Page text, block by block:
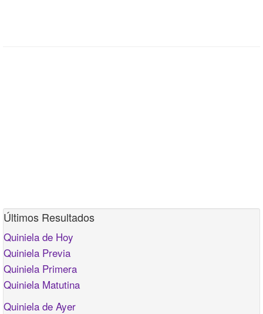
Últimos Resultados
Quiniela de Hoy
Quiniela Previa
Quiniela Primera
Quiniela Matutina
Quiniela de Ayer